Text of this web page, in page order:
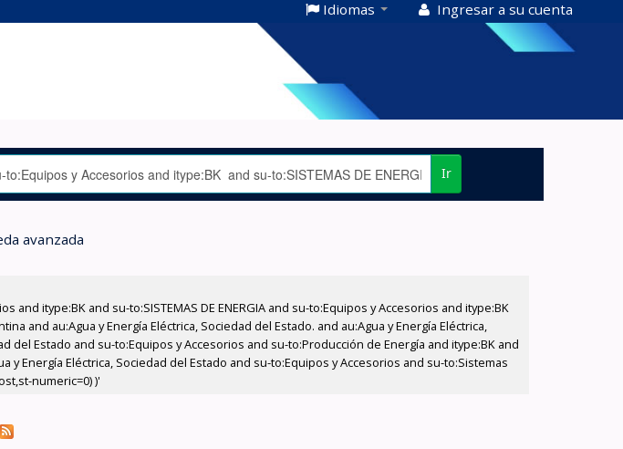
Idiomas Ingresar a su cuenta
Ir
avanzada
itype:BK and su-to:SISTEMAS DE ENERGIA and su-to:Equipos y Accesorios and itype:BK
and au:Agua y Energía Eléctrica, Sociedad del Estado. and au:Agua y Energía Eléctrica,
del Estado and su-to:Equipos y Accesorios and su-to:Producción de Energía and itype:BK and
y Energía Eléctrica, Sociedad del Estado and su-to:Equipos y Accesorios and su-to:Sistemas
numeric=0) )'